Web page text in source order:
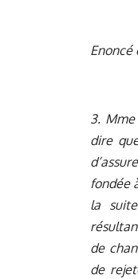
Enoncé
3.
dire
fondée
la
de
de